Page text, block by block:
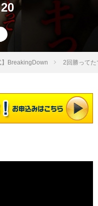
】BreakingDown 2回勝って